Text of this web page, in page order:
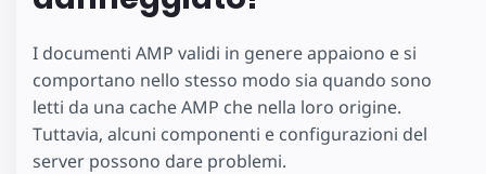
I documenti AMP validi in genere appaiono e si
comportano nello stesso modo sia quando sono
letti da una cache AMP che nella loro origine.
Tuttavia, alcuni componenti e configurazioni del
server possono dare problemi.